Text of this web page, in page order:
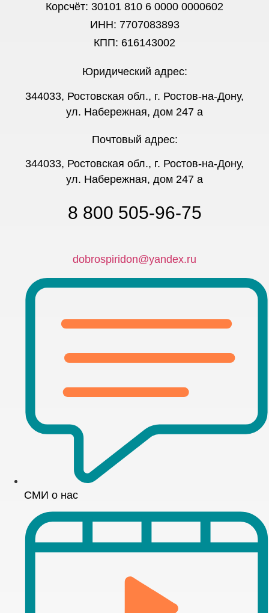
Корсчёт: 30101 810 6 0000 0000602
ИНН: 7707083893
КПП: 616143002
Юридический адрес:
344033, Ростовская обл., г. Ростов-на-Дону,
ул. Набережная, дом 247 а
Почтовый адрес:
344033, Ростовская обл., г. Ростов-на-Дону,
ул. Набережная, дом 247 а
8 800 505-96-75
dobrospiridon@yandex.ru
СМИ о нас